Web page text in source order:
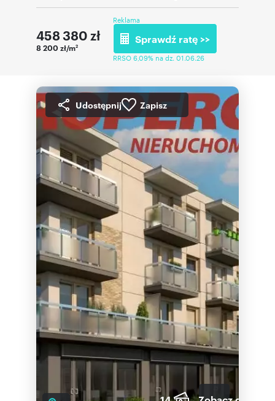
458 380 zł
8 200 zł/m2
Reklama
Sprawdź ratę >>
RRSO 6,09% na dz. 01.06.26
Udostępnij Zapisz